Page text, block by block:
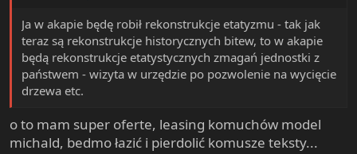
Ja w akapie będę robił rekonstrukcje etatyzmu - tak jak
teraz są rekonstrukcje historycznych bitew, to w akapie
będą rekonstrukcje etatystycznych zmagań jednostki z
państwem - wizyta w urzędzie po pozwolenie na wycięcie
drzewa etc.
o to mam super oferte, leasing komuchów model
michald, bedmo łazić i pierdolić komusze teksty...